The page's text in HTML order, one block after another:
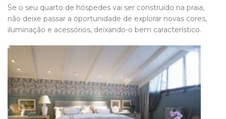
Se o seu quarto de hóspedes vai ser construído na praia,
não deixe passar a oportunidade de explorar novas cores,
iluminação e acessórios, deixando-o bem característico.